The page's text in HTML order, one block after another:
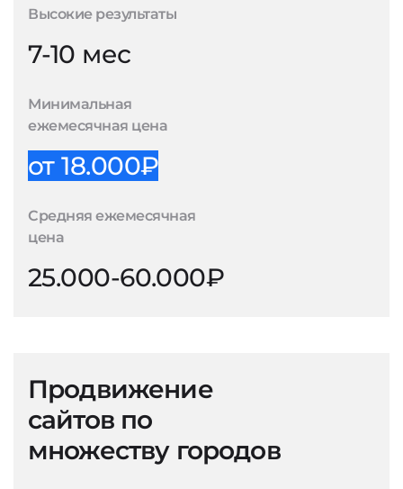
Высокие результаты
7-10 мес
Минимальная
ежемесячная цена
от 18.000₽
Средняя ежемесячная
цена
25.000-60.000₽
Продвижение
сайтов по
множеству городов